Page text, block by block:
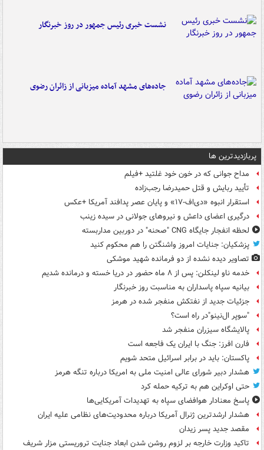
نشست خبری رئیس جمهور در روز خبرنگار
جاده‌های مشهد آماده میزبانی از زائران رضوی
پربازدیدترین ها
مداح جوانی که در خون خود غلتید +فیلم
تأیید ربایش و قتل حمیدرضا رجب‌زاده
استقرار انبوه «دی‌اف‑۱۷» و پایان عصر پدافند آمریکا +عکس
درگیری اعضای داعش و نیروهای جولانی در سیده زینب
لحظه انفجار جایگاه CNG "صحنه" در دوربین مداربسته
پزشکیان: جنایات امروز واشنگتن را هم محکوم کنید
تصاویر دیده‌ نشده از دو فرمانده شهید موشکی
خدمه ناو لینکلن: پس از ۸ ماه حضور در دریا خسته و درمانده‌ شدیم
بیانیه سپاه پاسداران به مناسبت روز خبرنگار
جزئیات جدید از نفتکش منفجر شده در هرمز
"سوپر ال‌نینو"در راه است؟
پالایشگاه سیزران منفجر شد
فارن افرز: جنگ با ایران یک فاجعه است
پاکستان: باید در برابر اسرائیل متحد شویم
هشدار دبیر شورای عالی امنیت ملی به امریکا درباره تنگه هرمز
حتی اوکراین هم به ترکیه حمله کرد
پاسخ معنادار هوافضای سپاه به تهدیدات آمریکایی‌ها
هشدار ارشدترین ژنرال آمریکا درباره محدودیت‌های نظامی علیه ایران
مقصد جدید پسر زیدان
تاکید وزارت خارجه بر لزوم روشن شدن ابعاد جنایت تروریستی مزار شریف